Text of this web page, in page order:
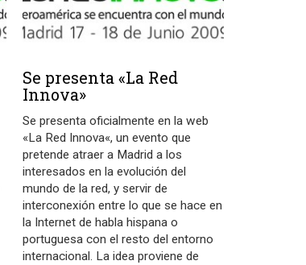
Se presenta «La Red
Innova»
Se presenta oficialmente en la web
«La Red Innova«, un evento que
pretende atraer a Madrid a los
interesados en la evolución del
mundo de la red, y servir de
interconexión entre lo que se hace en
la Internet de habla hispana o
portuguesa con el resto del entorno
internacional. La idea proviene de